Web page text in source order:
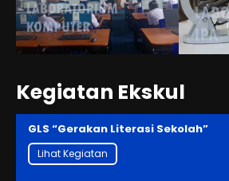
Kegiatan Ekskul
GLS “Gerakan Literasi Sekolah”
Lihat Kegiatan